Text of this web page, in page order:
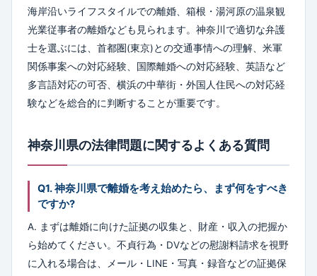
海岸沿いライフスタイルでの離婚、箱根・湯河原の温泉観
光業従事者の離婚なども見られます。神奈川で適切な弁護
士を選ぶには、首都圏(東京)との交通事情への理解、米軍
関係事案への対応経験、国際離婚への対応経験、英語など
多言語対応の可否、横浜の中華街・外国人住民への対応経
験などを総合的に判断することが重要です。
神奈川県の法律問題に関するよくある質問
Q1. 神奈川県で離婚を考え始めたら、まず何をすべき
ですか?
A. まずは離婚に向けた証拠の収集と、財産・収入の把握か
ら始めてください。不貞行為・DVなどの慰謝料請求を視野
に入れる場合は、メール・LINE・写真・録音などの証拠保